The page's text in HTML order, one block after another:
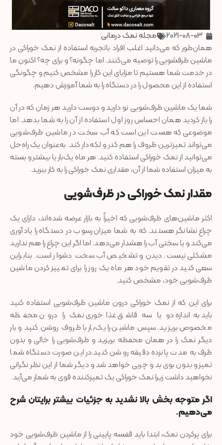
2021-08-03
مجله نمک درمانی
همان‌طور که می‌دانید اغلب افراد باتجربه استفاده از نمک خوراکی در
ماشین ظرفشویی را توصیه می‌کنند. اما چگونه؟ و برای چه؟ اکنون ما
در خدمت شما هستیم تا مزایای این کار را مشخص کنیم و چگونگی
استفاده از این محصول را در دستگاه را به شما آموزش دهیم.
شما یک ماشین ظرف‌شویی نو دارید و دوست دارید هر زمان که در آن
را باز کردید همان احساس روز اول استفاده از آن را به شما بدهد. اما
موضوعی که هست این است که آب سخت در ماشین ظرف‌شویی
می‌تواند تمیزترین ظروف را هم کدر و لکه‌دار کند. به‌عنوان یک راه‌حل
می‌توانید از نمک خوراکی استفاده کنید. هر ماه یک‌بار یا بیشتر و بسته
به میزان استفاده شما از آن، مقداری نمک خوراکی را به کار ببرید.
مقدار نمک خوراکی در ظرف‌شویی
اکثر ماشین‌های ظرف‌شویی که اخیراً به بازار عرضه شده‌اند، دارای یک
چراغ نشانگر هستند. که به شما میزان رسوب در دستگاه را یادآوری
می‌کند و یا سختی آب را هشدار می‌دهد. اما اگر این چراغ را هم ندارید
مشکلی نیست. دیدن و تشخیص آب سخت دشوار است. بنابراین
سعی کنید در تقویم خود هر ماه یک روز را برای تمییز کردن ماشین
ظرف‌شویی خود، مشخص کنید.
برای این که از نمک خوراکی درون ماشین ظرف‌شویی استفاده کنید
باید به‌اندازه دو یا سه قاشق غذاخوری نمک را درون محفظه
مخصوص بریزید. سپس ماشین را یک‌بار با ظروف روشن کنید و بار
دیگر نمک را در همان محفظه بریزید و ظرف‌شویی را خالی و بدون
ظرف به مدت پانزده دقیقه روشن کنید.در این صورت دستگاه شما
تمیز و بدون بوی بد و چربی خواهد شد و دیگر شما از این نظر نگرانی
نخواهید داشت زیرا نمک خوراکی یک تمیزکننده قوی به شمار می‌آید.
اگر متوجه بخش بالا نشدید به جزئیات بیشتر برایتان شرح
می‌دهیم.
برای پرکردن نمک، ابتدا باید قفسه پایینی را از ماشین ظرف‌شویی خود